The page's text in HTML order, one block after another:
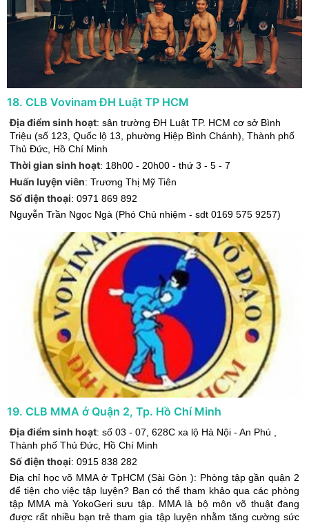
18. CLB Vovinam ĐH Luật TP HCM
Địa điểm sinh hoạt: sân trường ĐH Luật TP. HCM cơ sở Bình
Triệu (số 123, Quốc lộ 13, phường Hiệp Bình Chánh) Thành phố
Thủ Đức Hồ Chí Minh
Thời gian sinh hoạt: 18h00 - 20h00 - thứ 3 - 5 - 7
Huấn luyện viên: Trương Thị Mỹ Tiên
Số điện thoại: 0971 869 892
Nguyễn Trần Ngọc Ngà (Phó Chủ nhiệm - sdt 0169 575 9257)
19. CLB MMA ở Quận 2, Tp. Hồ Chí Minh
Địa điểm sinh hoạt: số 03 - 07, 628C xa lộ Hà Nội - An Phú
Thành phố Thủ Đức Hồ Chí Minh
Số điện thoại: 0915 838 282
Địa chỉ học võ MMA ở TpHCM (Sài Gòn ): Phòng tập gần quận 2
để tiện cho việc tập luyện? Bạn có thể tham khảo qua các phòng
tập MMA mà YokoGeri sưu tập. MMA là bộ môn võ thuật đang
được rất nhiều bạn trẻ tham gia tập luyện nhằm tăng cường sức